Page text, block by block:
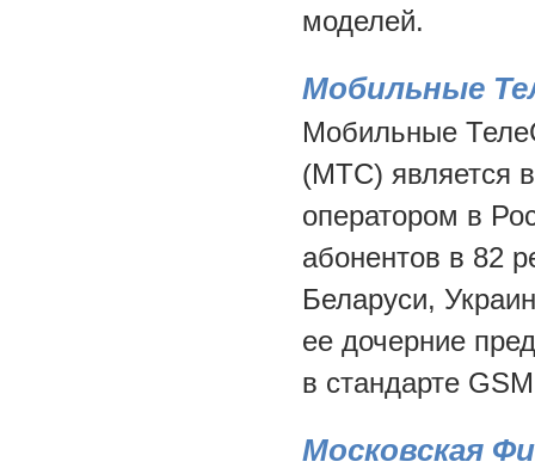
моделей.
Мобильные
Мобильные
(МТС) является
оператором в
абонентов в 82
Беларуси,
ее дочерние
в стандарте
Московская